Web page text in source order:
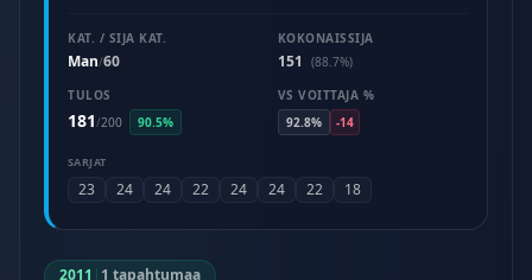
KAT. / SIJA KAT.
Man/60
KOKONAISSIJA
151
(88.7%)
TULOS
181/200 90.5%
VS VOITTAJA %
92.8%
-14
SARJAT
23 24 24 22 24 24 22 18
2011 | 1 tapahtumaa